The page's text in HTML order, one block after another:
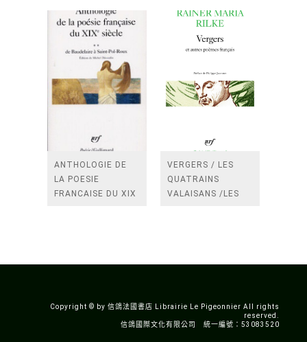
ANTHOLOGIE DE
LA POESIE
FRANCAISE DU XIX
VERGERS / LES
QUATRAINS
VALAISANS /LES
Copyright © by 信鴿法國書店 Librairie Le Pigeonnier All rights
reserved.
信鴿國際文化有限公司 統一編號：53083520